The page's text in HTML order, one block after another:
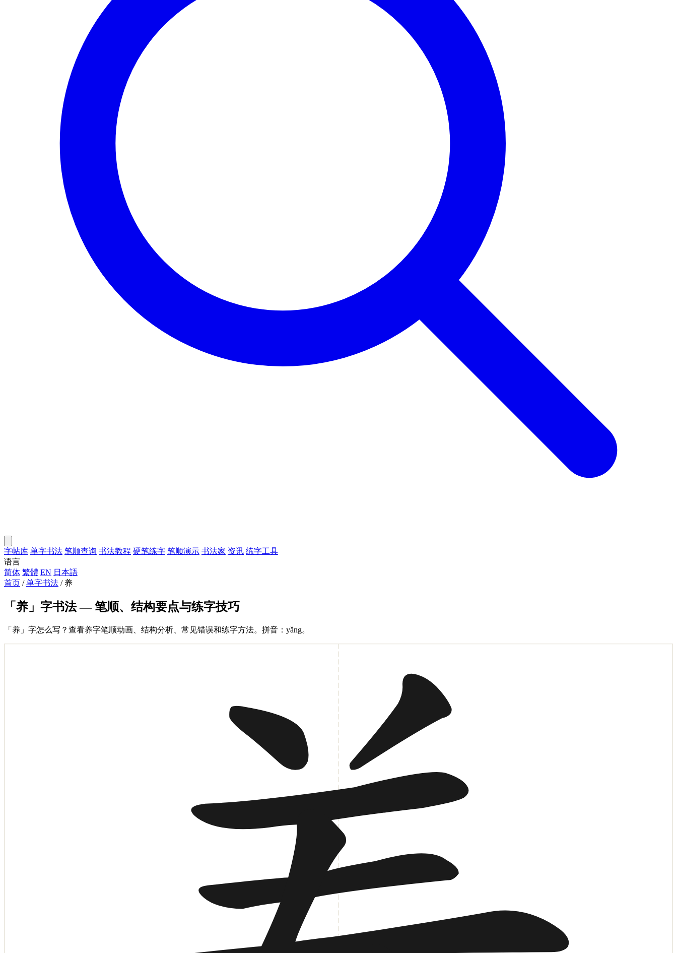
字帖库 单字书法 笔顺查询 书法教程 硬笔练字 笔顺演示 书法家 资讯 练字工具
语言
简体 繁體 EN 日本語
首页 / 单字书法 / 养
「养」字书法 — 笔顺、结构要点与练字技巧
「养」字怎么写？查看养字笔顺动画、结构分析、常见错误和练字方法。拼音：yǎng。